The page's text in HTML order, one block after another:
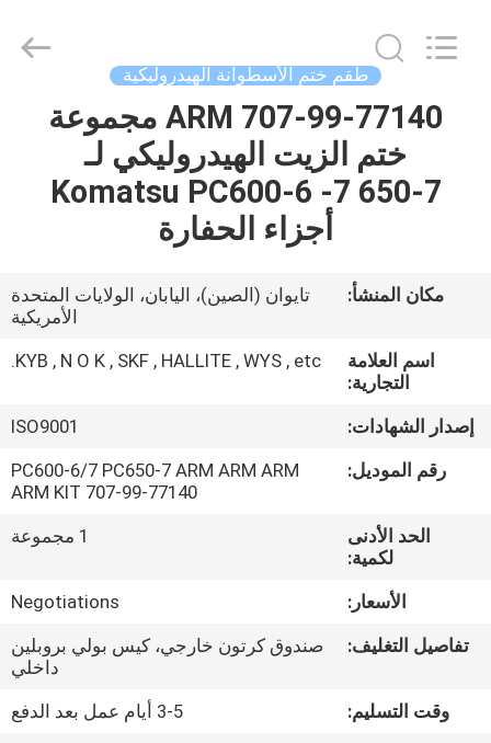
منزل
المنتجات
جولة
المعمل
الجودة
بنا
أخبار
طقم ختم الأسطوانة الهيدروليكية
707-99-77140 ARM مجموعة
ختم الزيت الهيدروليكي لـ
Komatsu PC600-6 -7 650-7
أجزاء الحفارة
مكان المنشأ:
تايوان (الصين)، اليابان، الولايات المتحدة
الأمريكية
اسم العلامة
التجارية:
KYB , N O K , SKF , HALLITE , WYS , etc.
إصدار الشهادات:
ISO9001
رقم الموديل:
PC600-6/7 PC650-7 ARM ARM ARM
ARM KIT 707-99-77140
الحد الأدنى
لكمية:
1 مجموعة
الأسعار:
Negotiations
تفاصيل التغليف:
صندوق كرتون خارجي، كيس بولي بروبلين
داخلي
وقت التسليم:
3-5 أيام عمل بعد الدفع